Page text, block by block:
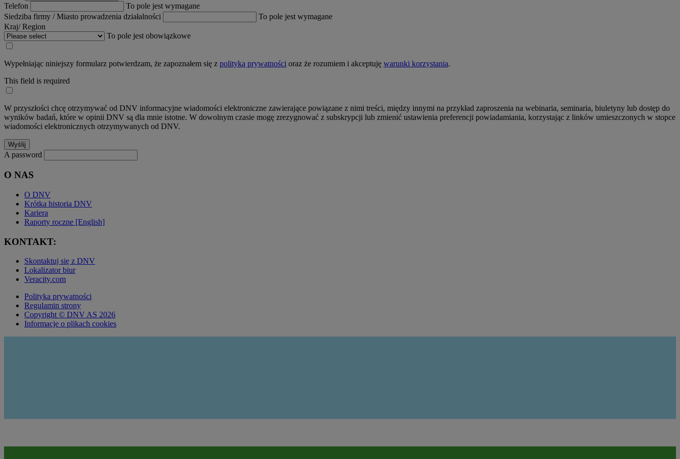
Telefon
To pole jest wymagane
Siedziba firmy / Miasto prowadzenia działalności
To pole jest wymagane
Kraj/ Region
To pole jest obowiązkowe
Wypełniając niniejszy formularz potwierdzam, że zapoznałem się z polityką prywatności oraz że rozumiem i akceptuję warunki korzystania.
This field is required
W przyszłości chcę otrzymywać od DNV informacyjne wiadomości elektroniczne zawierające powiązane z nimi treści, między innymi na przykład zaproszenia na webinaria, seminaria, biuletyny lub dostęp do
wyników badań, które w opinii DNV są dla mnie istotne. W dowolnym czasie mogę zrezygnować z subskrypcji lub zmienić ustawienia preferencji powiadamiania, korzystając z linków umieszczonych w stopce
wiadomości elektronicznych otrzymywanych od DNV.
A password
O NAS
O DNV
Krótka historia DNV
Kariera
Raporty roczne [English]
KONTAKT:
Skontaktuj się z DNV
Lokalizator biur
Veracity.com
Polityka prywatności
Regulamin strony
Copyright © DNV AS 2026
Informacje o plikach cookies